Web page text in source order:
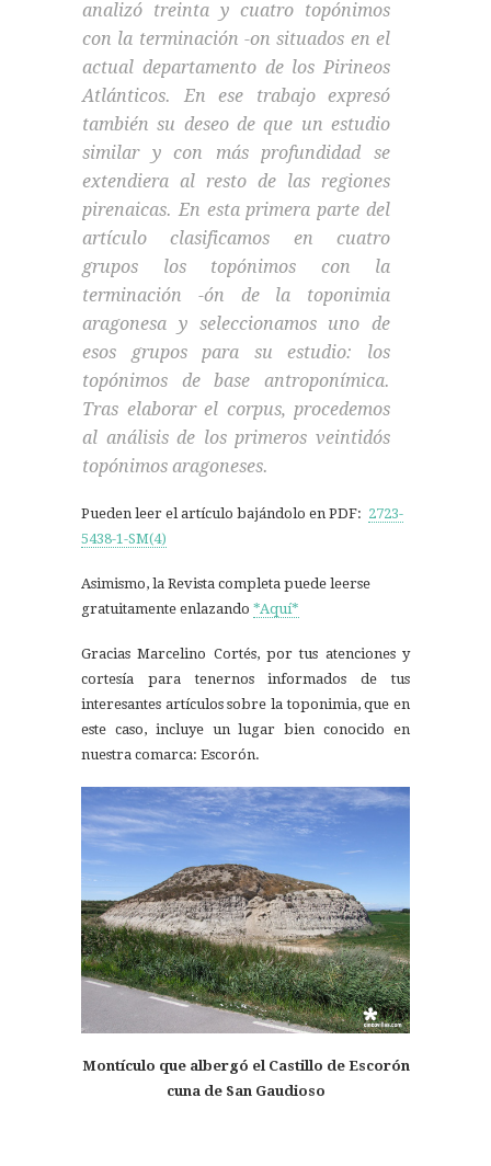
analizó treinta y cuatro topónimos
con la terminación -on situados en el
actual departamento de los Pirineos
Atlánticos. En ese trabajo expresó
también su deseo de que un estudio
similar y con más profundidad se
extendiera al resto de las regiones
pirenaicas. En esta primera parte del
artículo clasificamos en cuatro
grupos los topónimos con la
terminación -ón de la toponimia
aragonesa y seleccionamos uno de
esos grupos para su estudio: los
topónimos de base antroponímica.
Tras elaborar el corpus, procedemos
al análisis de los primeros veintidós
topónimos aragoneses.
Pueden leer el artículo bajándolo en PDF: 2723-
5438-1-SM(4)
Asimismo, la Revista completa puede leerse
gratuitamente enlazando *Aquí*
Gracias Marcelino Cortés, por tus atenciones y
cortesía para tenernos informados de tus
interesantes artículos sobre la toponimia, que en
este caso, incluye un lugar bien conocido en
nuestra comarca: Escorón.
Montículo que albergó el Castillo de Escorón
cuna de San Gaudioso